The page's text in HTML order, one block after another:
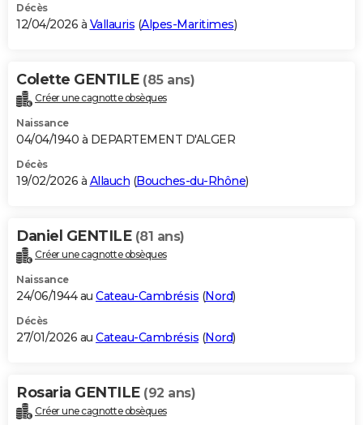
S'inscrire
Se connecter
Lycées
Collèges
Primaires
Universités
Entreprises
Service militaire
Avis de recherche
AVIS DE DÉCÈS
Bricolage
Lifestyle
Culture
Sport
Auto
Television
Voyage
Cinema
Décès
12/04/2026 à Vallauris (Alpes-Maritimes)
Colette GENTILE (85 ans)
Créer une cagnotte obsèques
Naissance
04/04/1940 à DEPARTEMENT D'ALGER
Décès
19/02/2026 à Allauch (Bouches-du-Rhône)
Daniel GENTILE (81 ans)
Créer une cagnotte obsèques
Naissance
24/06/1944 au Cateau-Cambrésis (Nord)
Décès
27/01/2026 au Cateau-Cambrésis (Nord)
Rosaria GENTILE (92 ans)
Créer une cagnotte obsèques